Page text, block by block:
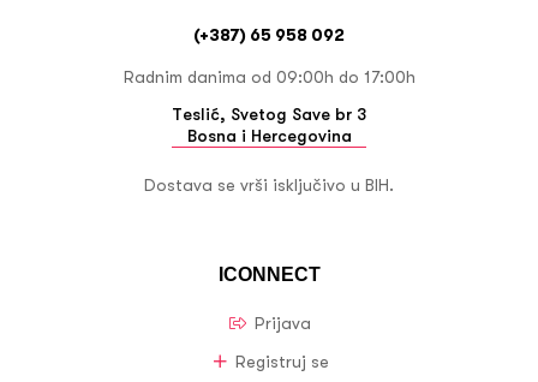
ICONNECT
Prijava
Registruj se
(+387) 65 958 092
Radnim danima od 09:00h do 17:00h
Teslić, Svetog Save br 3
Bosna i Hercegovina
Dostava se vrši isključivo u BIH.